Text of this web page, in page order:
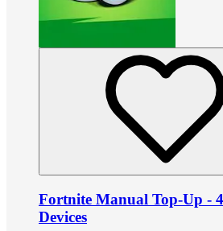
Fortnite Manual Top-Up -
Devices